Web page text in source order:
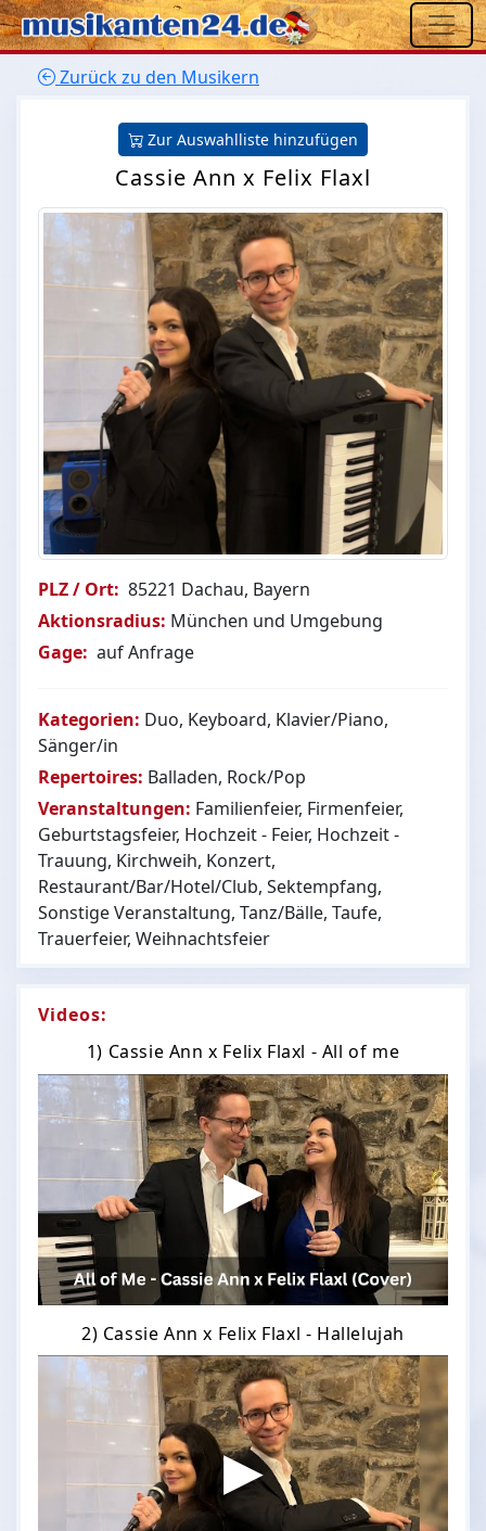
Zurück zu den Musikern
Zur Auswahlliste hinzufügen
Cassie Ann x Felix Flaxl
PLZ / Ort: 85221 Dachau, Bayern
Aktionsradius: München und Umgebung
Gage: auf Anfrage
Kategorien: Duo, Keyboard, Klavier/Piano,
Sänger/in
Repertoires: Balladen, Rock/Pop
Veranstaltungen: Familienfeier, Firmenfeier,
Geburtstagsfeier, Hochzeit - Feier, Hochzeit -
Trauung, Kirchweih, Konzert,
Restaurant/Bar/Hotel/Club, Sektempfang,
Sonstige Veranstaltung, Tanz/Bälle, Taufe,
Trauerfeier, Weihnachtsfeier
Videos:
1) Cassie Ann x Felix Flaxl - All of me
2) Cassie Ann x Felix Flaxl - Hallelujah